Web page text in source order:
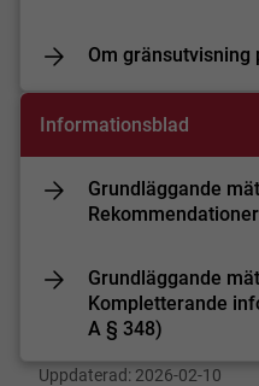
Om gränsutvisning
Informationsblad
Grundläggande
Grundläggande
Kompletterande
A § 348)
Uppdaterad: 2026-02-10